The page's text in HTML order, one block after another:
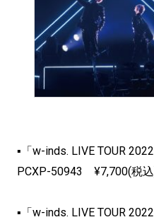
▪「w-inds. LIVE TOUR
PCXP-50943 ¥7,700(税
▪「w-inds. LIVE TOUR